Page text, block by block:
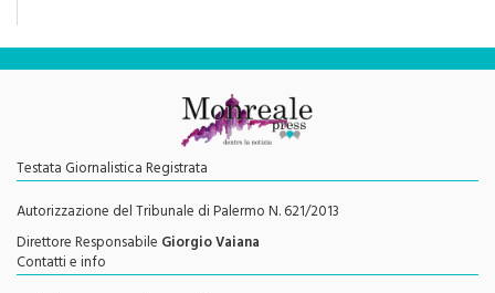
Testata Giornalistica Registrata
Autorizzazione del Tribunale di Palermo N. 621/2013
Direttore ResponsabileGiorgio Vaiana
Contatti e info
redazione@monrealepress.it